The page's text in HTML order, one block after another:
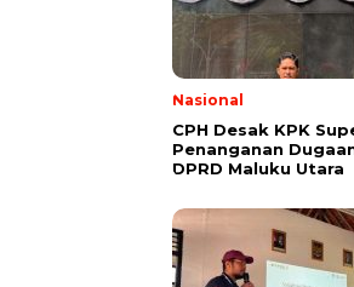
Nasional
CPH Desak KPK
Penanganan
DPRD Maluku Utara